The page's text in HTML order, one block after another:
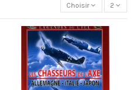
Choisir 2